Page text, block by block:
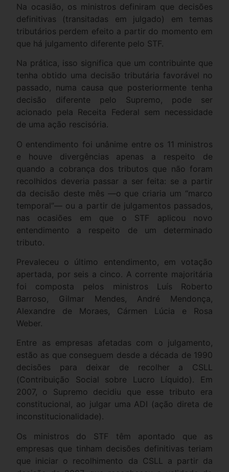
Na ocasião, os ministros definiram que decisões
definitivas (transitadas em julgado) em temas
tributários perdem efeito a partir do momento em
que há julgamento diferente pelo STF.
Na prática, isso significa que um contribuinte que
tenha obtido uma decisão tributária favorável no
passado, numa causa que posteriormente tenha
decisão diferente pelo Supremo, pode ser
acionado pela Receita Federal sem necessidade
de uma ação rescisória.
O entendimento foi unânime entre os 11 ministros
e houve divergências apenas a respeito de
quando a cobrança dos tributos que não foram
recolhidos deveria passar a ser feita: se a partir
da decisão deste mês —o que criaria um “marco
temporal”— ou a partir de julgamentos passados,
nas ocasiões em que o STF aplicou novo
entendimento a respeito de um determinado
tributo.
Prevaleceu o último entendimento, em votação
apertada, por seis a cinco. A corrente majoritária
foi composta pelos ministros Luís Roberto
Barroso, Gilmar Mendes, André Mendonça,
Alexandre de Moraes, Cármen Lúcia e Rosa
Weber.
Entre as empresas afetadas com o julgamento,
estão as que conseguem desde a década de 1990
decisões para deixar de recolher a CSLL
(Contribuição Social sobre Lucro Líquido). Em
2007, o Supremo decidiu que esse tributo era
constitucional, ao julgar uma ADI (ação direta de
inconstitucionalidade).
Os ministros do STF têm apontado que as
empresas que tinham decisões definitivas teriam
que iniciar o recolhimento da CSLL a partir da